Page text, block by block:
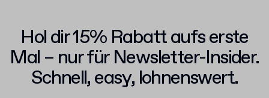
Hol dir 15% Rabatt aufs erste
Mal – nur für Newsletter-Insider.
Schnell, easy, lohnenswert.